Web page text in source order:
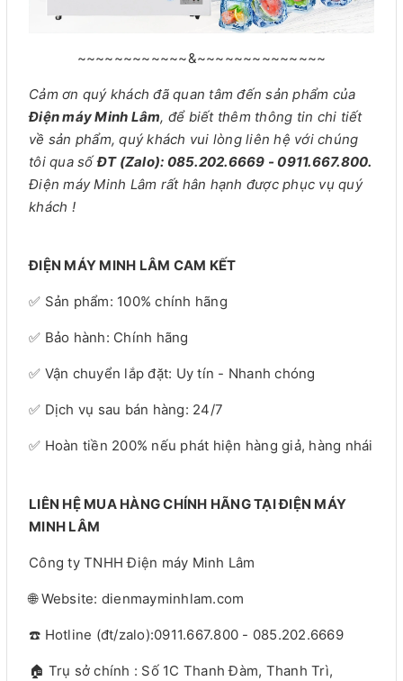
~~~~~~~~~~~~&~~~~~~~~~~~~~~
Cảm ơn quý khách đã quan tâm đến sản phẩm của
Điện máy Minh Lâm, để biết thêm thông tin chi tiết
về sản phẩm, quý khách vui lòng liên hệ với chúng
tôi qua sốĐT (Zalo): 085.202.6669 - 0911.667.800.
Điện máy Minh Lâm rất hân hạnh được phục vụ quý
khách !
ĐIỆN MÁY MINH LÂM CAM KẾT
✅ Sản phẩm: 100% chính hãng
✅ Bảo hành: Chính hãng
✅ Vận chuyển lắp đặt: Uy tín - Nhanh chóng
✅ Dịch vụ sau bán hàng: 24/7
✅ Hoàn tiền 200% nếu phát hiện hàng giả, hàng nhái
LIÊN HỆ MUA HÀNG CHÍNH HÃNG TẠI ĐIỆN MÁY
MINH LÂM
Công ty TNHH Điện máy Minh Lâm
🌐 Website: dienmayminhlam.com
☎️ Hotline (đt/zalo):0911.667.800 - 085.202.6669
🏠 Trụ sở chính : Số 1C Thanh Đàm, Thanh Trì,